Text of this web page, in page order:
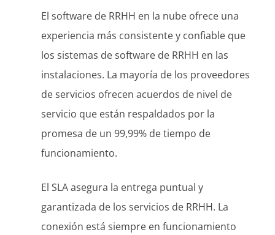
El software de RRHH en la nube ofrece una
experiencia más consistente y confiable que
los sistemas de software de RRHH en las
instalaciones. La mayoría de los proveedores
de servicios ofrecen acuerdos de nivel de
servicio que están respaldados por la
promesa de un 99,99% de tiempo de
funcionamiento.
El SLA asegura la entrega puntual y
garantizada de los servicios de RRHH. La
conexión está siempre en funcionamiento